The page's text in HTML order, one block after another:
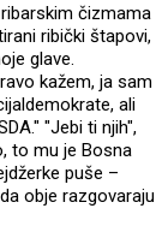
čizmama
ribički štapovi,
glave.
kažem, ja sam
ali
"Jebi ti njih",
to mu je Bosna
puše –
obje razgovaraju